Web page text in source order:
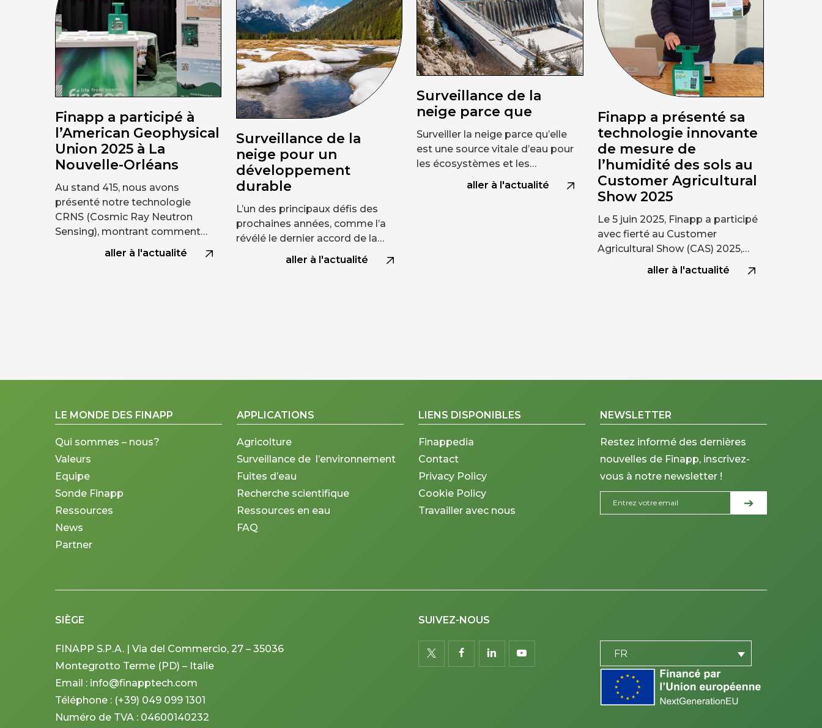
Finapp a participé à
l’American Geophysical
Union 2025 à La
Nouvelle-Orléans
Au stand 415, nous avons
présenté notre technologie
CRNS (Cosmic Ray Neutron
Sensing), montrant comment…
aller à l'actualité
Surveillance de la
neige pour un
développement
durable
L’un des principaux défis des
prochaines années, comme l’a
révélé le dernier accord de la…
aller à l'actualité
Surveillance de la
neige parce que
Surveiller la neige parce qu’elle
est une source vitale d’eau pour
les écosystèmes et les…
aller à l'actualité
Finapp a présenté sa
technologie innovante
de mesure de
l’humidité des sols au
Customer Agricultural
Show 2025
Le 5 juin 2025, Finapp a participé
avec fierté au Customer
Agricultural Show (CAS) 2025,…
aller à l'actualité
LE MONDE DES FINAPP
Qui sommes – nous?
Valeurs
Equipe
Sonde Finapp
Ressources
News
Partner
APPLICATIONS
Agricolture
Surveillance de l’environnement
Fuites d’eau
Recherche scientifique
Ressources en eau
FAQ
LIENS DISPONIBLES
Finappedia
Contact
Privacy Policy
Cookie Policy
Travailler avec nous
NEWSLETTER
Restez informé des dernières
nouvelles de Finapp, inscrivez-
vous à notre newsletter !
SIÈGE
FINAPP S.P.A. | Via del Commercio, 27 – 35036
Montegrotto Terme (PD) – Italie
Email : info@finapptech.com
Téléphone : (+39) 049 099 1301
Numéro de TVA : 04600140232
SUIVEZ-NOUS
twitterfacebooklinkedinyoutube FR